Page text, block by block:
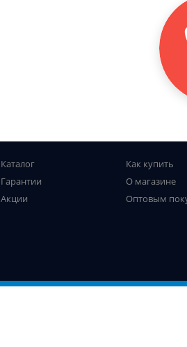
Каталог
Как купить
Гарантии
О магазине
Акции
Оптовым